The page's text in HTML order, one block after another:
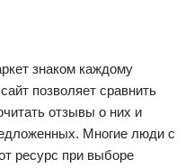
знаком каждому
позволяет сравнить
отзывы о них и
Многие люди с
ресурс при выборе